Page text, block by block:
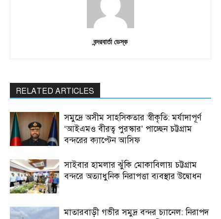
বন্দরবার্তা ডেস্ক
RELATED ARTICLES
সমুদ্রে অসীম সাহসিকতার স্বীকৃতি: মর্যাদাপূর্ণ
‘আইএমও বীরত্ব পুরস্কার’ পাচ্ছেন চট্টগ্রাম
বন্দরের ক্যাপ্টেন আসিফ
সাইবার হামলার ঝুঁকি মোকাবিলায় চট্টগ্রাম
বন্দরে অত্যাধুনিক নিরাপত্তা ব্যবস্থার উদ্বোধন
মাতারবাড়ী গভীর সমুদ্র বন্দর চ্যানেল: নিরাপদ